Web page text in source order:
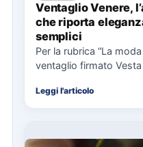
Ventaglio Venere,
che riporta
semplici
Per la rubrica “La
ventaglio firmato
Leggi l'articolo